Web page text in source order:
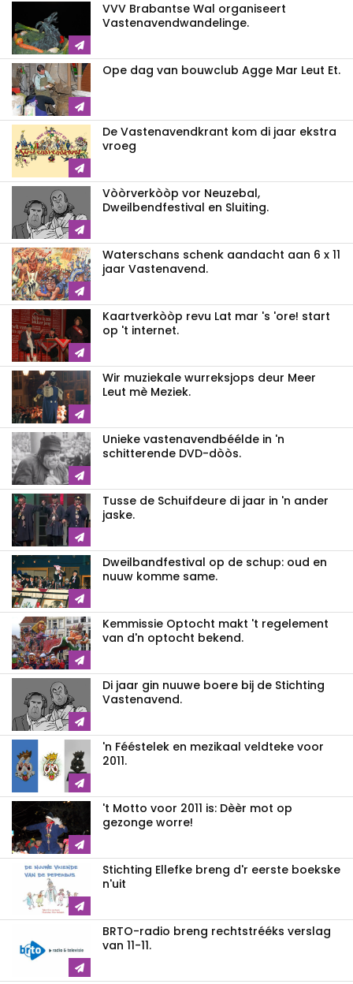
VVV Brabantse Wal organiseert
Vastenavendwandelinge.
Ope dag van bouwclub Agge Mar Leut Et.
De Vastenavendkrant kom di jaar ekstra
vroeg
Vòòrverkòòp vor Neuzebal,
Dweilbendfestival en Sluiting.
Waterschans schenk aandacht aan 6 x 11
jaar Vastenavend.
Kaartverkòòp revu Lat mar 's 'ore! start
op 't internet.
Wir muziekale wurreksjops deur Meer
Leut mè Meziek.
Unieke vastenavendbéélde in 'n
schitterende DVD-dòòs.
Tusse de Schuifdeure di jaar in 'n ander
jaske.
Dweilbandfestival op de schup: oud en
nuuw komme same.
Kemmissie Optocht makt 't regelement
van d'n optocht bekend.
Di jaar gin nuuwe boere bij de Stichting
Vastenavend.
'n Fééstelek en mezikaal veldteke voor
2011.
't Motto voor 2011 is: Dèèr mot op
gezonge worre!
Stichting Ellefke breng d'r eerste boekske
n'uit
BRTO-radio breng rechtstrééks verslag
van 11-11.